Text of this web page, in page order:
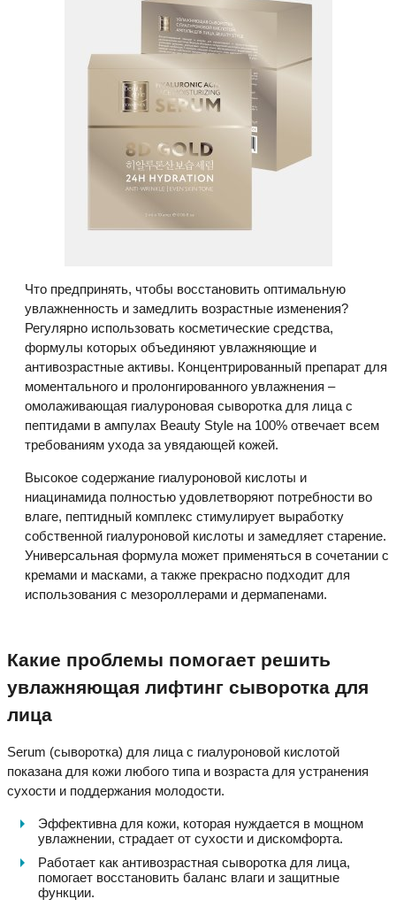
Что предпринять, чтобы восстановить оптимальную
увлажненность и замедлить возрастные изменения?
Регулярно использовать косметические средства,
формулы которых объединяют увлажняющие и
антивозрастные активы. Концентрированный препарат для
моментального и пролонгированного увлажнения –
омолаживающая гиалуроновая сыворотка для лица с
пептидами в ампулах Beauty Style на 100% отвечает всем
требованиям ухода за увядающей кожей.
Высокое содержание гиалуроновой кислоты и
ниацинамида полностью удовлетворяют потребности во
влаге, пептидный комплекс стимулирует выработку
собственной гиалуроновой кислоты и замедляет старение.
Универсальная формула может применяться в сочетании с
кремами и масками, а также прекрасно подходит для
использования с мезороллерами и дермапенами.
Какие проблемы помогает решить
увлажняющая лифтинг сыворотка для
лица
Serum (сыворотка) для лица с гиалуроновой кислотой
показана для кожи любого типа и возраста для устранения
сухости и поддержания молодости.
Эффективна для кожи, которая нуждается в мощном
увлажнении, страдает от сухости и дискомфорта.
Работает как антивозрастная сыворотка для лица,
помогает восстановить баланс влаги и защитные
функции.